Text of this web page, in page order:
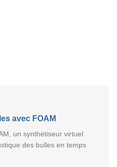
avec FOAM
un synthétiseur virtuel
des bulles en temps